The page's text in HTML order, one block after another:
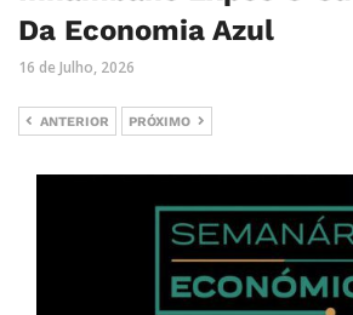
Da Economia Azul
16 de Julho, 2026
ANTERIOR PRÓXIMO